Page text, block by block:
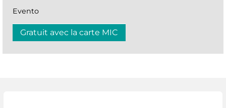
Evento
Gratuit avec la carte MIC